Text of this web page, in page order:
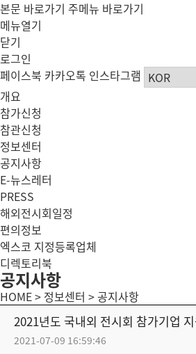
본문 바로가기 주메뉴 바로가기
메뉴열기
닫기
로그인
페이스북 카카오톡 인스타그램
개요
참가신청
참관신청
정보센터
공지사항
E-뉴스레터
PRESS
해외전시회일정
편의정보
엑스코 지정등록업체
디렉토리북
공지사항
HOME > 정보센터 > 공지사항
2021년도 국내외 전시회 참가기업
2021-07-09 16:59:46